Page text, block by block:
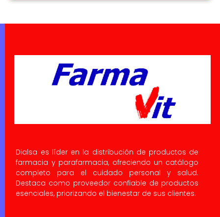
Dialsa es líder en la distribución de productos de
farmacia y parafarmacia, ofreciendo un catálogo
completo para el cuidado personal y salud.
Destaca como proveedor confiable de productos
esenciales, priorizando el bienestar de sus clientes.